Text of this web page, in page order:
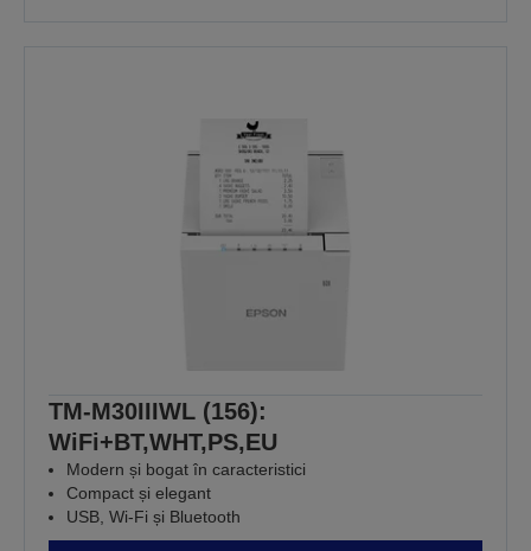
TM-M30IIIWL (156):
WiFi+BT,WHT,PS,EU
Modern și bogat în caracteristici
Compact și elegant
USB, Wi-Fi și Bluetooth